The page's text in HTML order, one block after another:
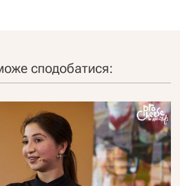
сподобатися: